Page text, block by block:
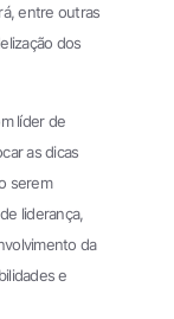
entre outras
dos
líder de
as dicas
serem
liderança,
da
e